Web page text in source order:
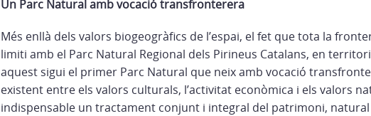
Un Parc Natural amb vocació transfronterera
Més enllà dels valors biogeogràfics de l’espai, el fet que tota la
limiti amb el Parc Natural Regional dels Pirineus Catalans, en
aquest sigui el primer Parc Natural que neix amb vocació
existent entre els valors culturals, l’activitat econòmica i els valors
indispensable un tractament conjunt i integral del patrimoni,